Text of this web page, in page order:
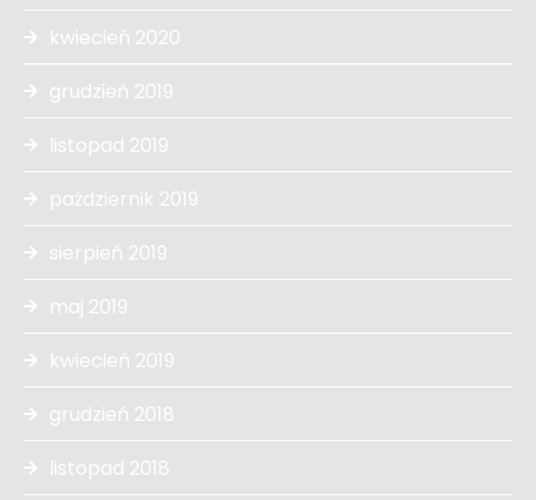
kwiecień 2020
grudzień 2019
listopad 2019
październik 2019
sierpień 2019
maj 2019
kwiecień 2019
grudzień 2018
listopad 2018